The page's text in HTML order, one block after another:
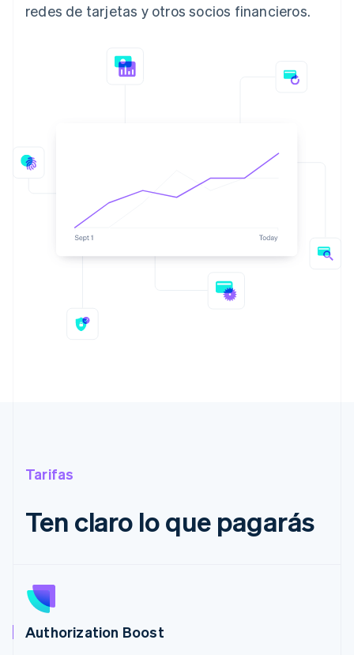
redes de tarjetas y otros socios financieros.
Tarifas
Ten claro lo que pagarás
Authorization Boost